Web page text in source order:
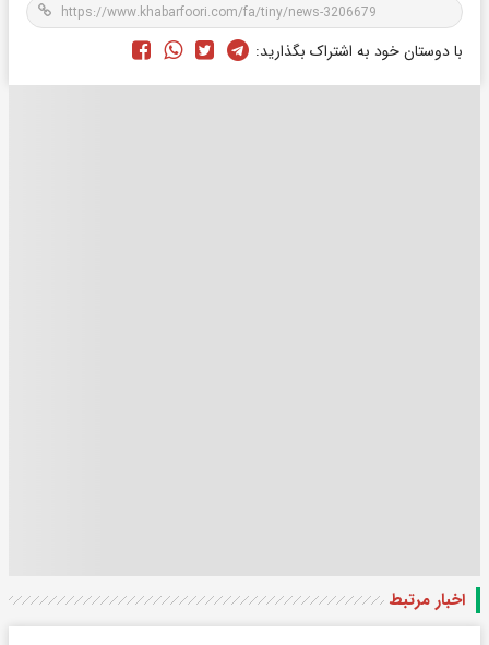
با دوستان خود به اشتراک بگذارید:
اخبار مرتبط